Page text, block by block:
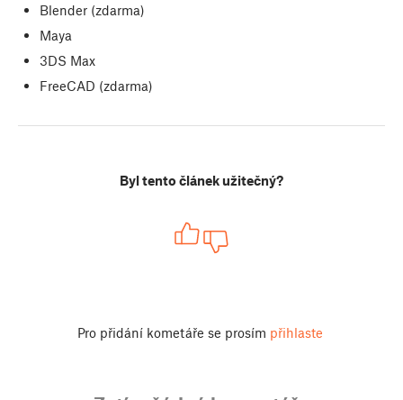
Blender (zdarma)
Maya
3DS Max
FreeCAD (zdarma)
Byl tento článek užitečný?
Pro přidání kometáře se prosím přihlaste